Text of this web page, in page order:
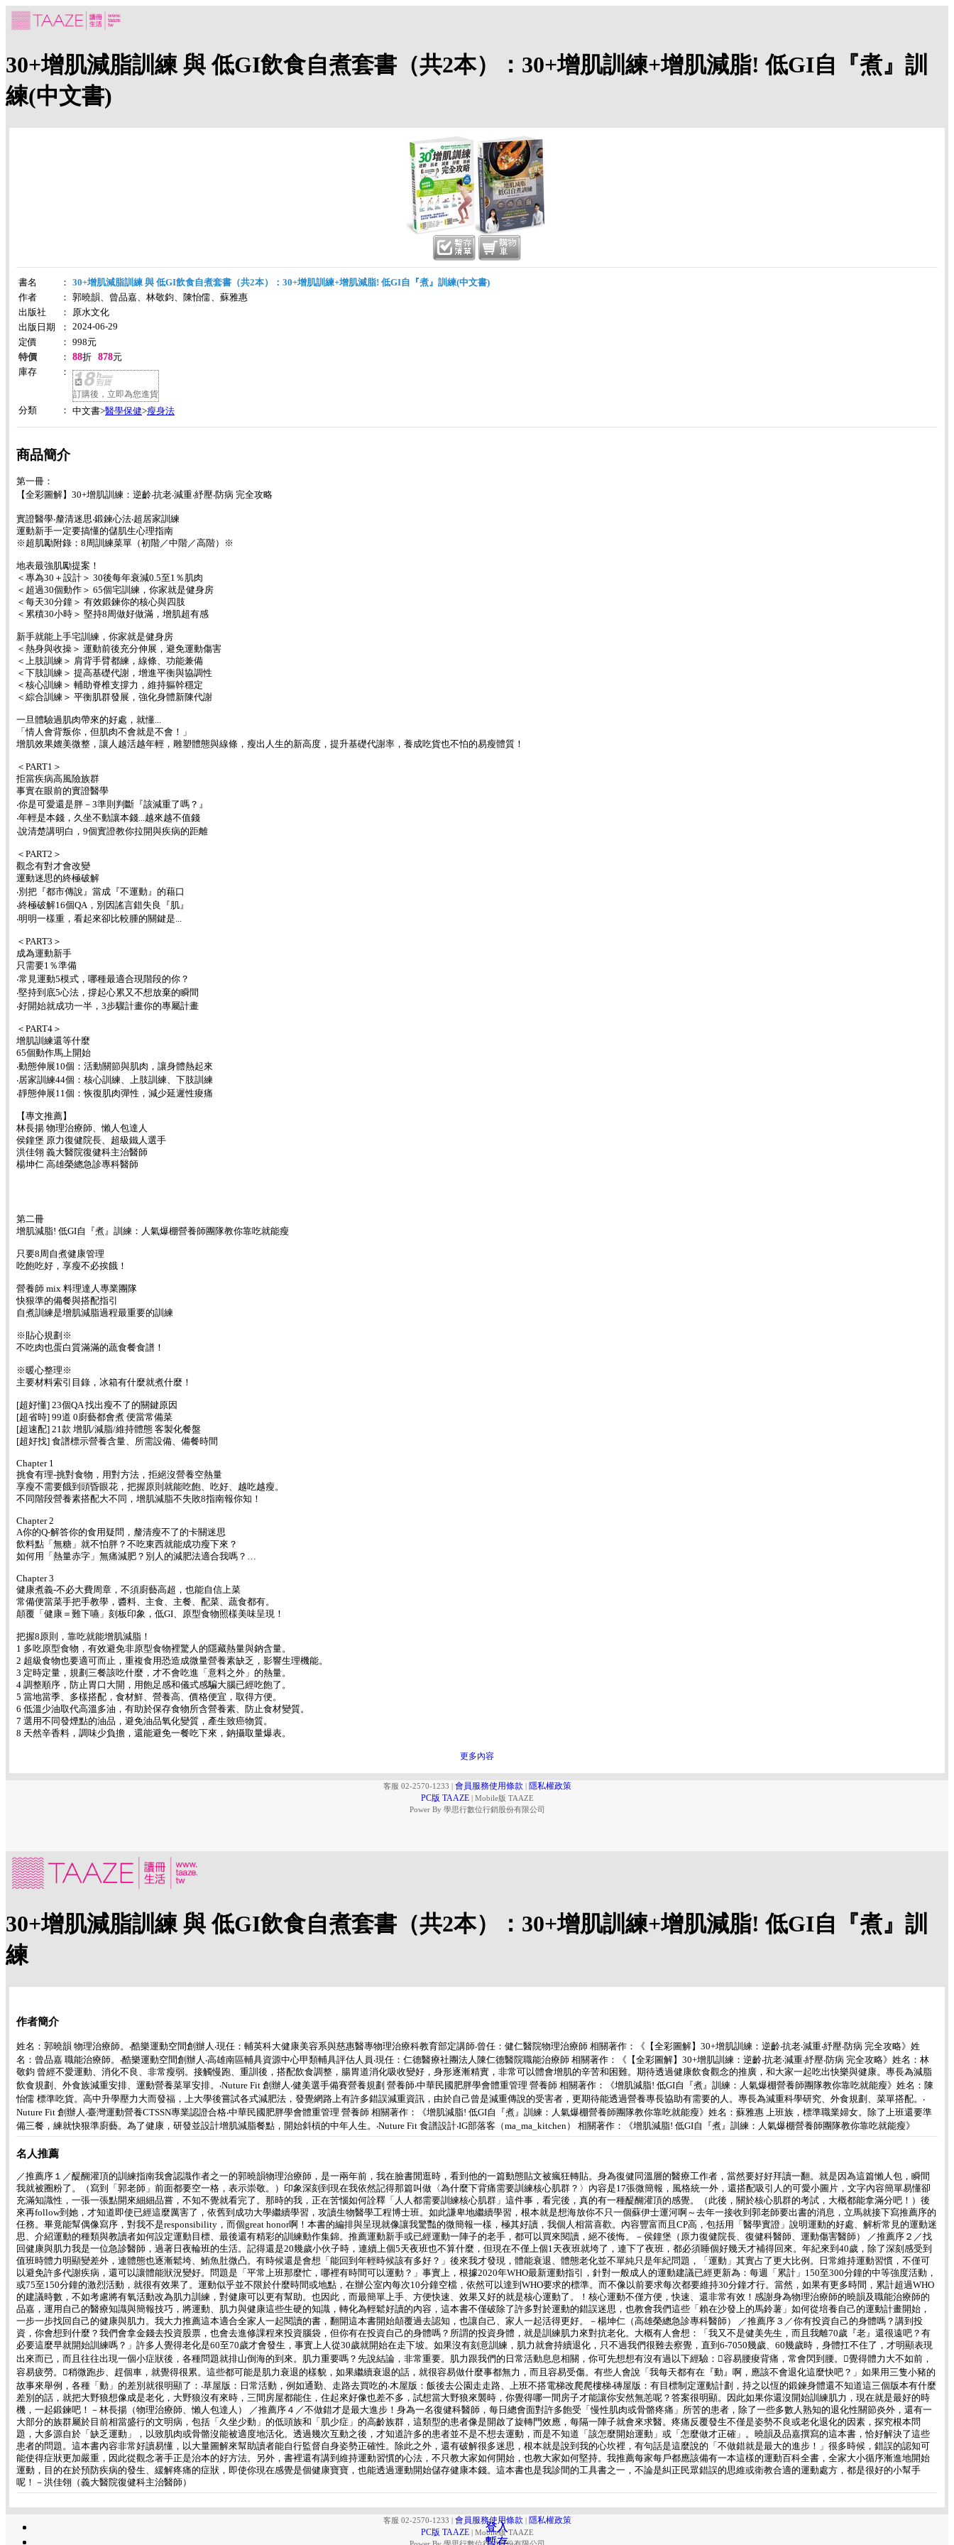
30+增肌減脂訓練 與 低GI飲食自煮套書（共2本）：30+增肌訓練+增肌減脂! 低GI自『煮』訓
練(中文書)
書名 ：
30+增肌減脂訓練 與 低GI飲食自煮套書（共2本）：30+增肌訓練+增肌減脂! 低GI自『煮』訓練(中文書)
作者
：
郭曉韻、曾品嘉、林敬鈞、陳怡儒、蘇雅惠
出版社
：
原水文化
出版日期
：
2024-06-29
定價
： 998元
特價
： 88折 878元
庫存
：
訂購後，立即為您進貨
分類
： 中文書>醫學保健>瘦身法
商品簡介
第一冊：
【全彩圖解】30+增肌訓練：逆齡‧抗老‧減重‧紓壓‧防病 完全攻略
實證醫學‧釐清迷思‧鍛鍊心法‧超居家訓練
運動新手一定要搞懂的儲肌生心理指南
※超肌勵附錄：8周訓練菜單（初階／中階／高階）※
地表最強肌勵提案！
＜專為30＋設計＞ 30後每年衰減0.5至1％肌肉
＜超過30個動作＞ 65個宅訓練，你家就是健身房
＜每天30分鐘＞ 有效鍛鍊你的核心與四肢
＜累積30小時＞ 堅持8周做好做滿，增肌超有感
新手就能上手宅訓練，你家就是健身房
＜熱身與收操＞ 運動前後充分伸展，避免運動傷害
＜上肢訓練＞ 肩背手臂都練，線條、功能兼備
＜下肢訓練＞ 提高基礎代謝，增進平衡與協調性
＜核心訓練＞ 輔助脊椎支撐力，維持軀幹穩定
＜綜合訓練＞ 平衡肌群發展，強化身體新陳代謝
一旦體驗過肌肉帶來的好處，就懂...
「情人會背叛你，但肌肉不會就是不會！」
增肌效果媲美微整，讓人越活越年輕，雕塑體態與線條，瘦出人生的新高度，提升基礎代謝率，養成吃貨也不怕的易瘦體質！
＜PART1＞
拒當疾病高風險族群
事實在眼前的實證醫學
‧你是可愛還是胖－3準則判斷『該減重了嗎？』
‧年輕是本錢，久坐不動讓本錢...越來越不值錢
‧說清楚講明白，9個實證教你拉開與疾病的距離
＜PART2＞
觀念有對才會改變
運動迷思的終極破解
‧別把『都市傳說』當成『不運動』的藉口
‧終極破解16個QA，別因謠言錯失良『肌』
‧明明一樣重，看起來卻比較腫的關鍵是...
＜PART3＞
成為運動新手
只需要1％準備
‧常見運動5模式，哪種最適合現階段的你？
‧堅持到底5心法，撐起心累又不想放棄的瞬間
‧好開始就成功一半，3步驟計畫你的專屬計畫
＜PART4＞
增肌訓練還等什麼
65個動作馬上開始
‧動態伸展10個：活動關節與肌肉，讓身體熱起來
‧居家訓練44個：核心訓練、上肢訓練、下肢訓練
‧靜態伸展11個：恢復肌肉彈性，減少延遲性痠痛
【專文推薦】
林長揚 物理治療師、懶人包達人
侯鐘堡 原力復健院長、超級鐵人選手
洪佳翎 義大醫院復健科主治醫師
楊坤仁 高雄榮總急診專科醫師
第二冊
增肌減脂! 低GI自『煮』訓練：人氣爆棚營養師團隊教你靠吃就能瘦
只要8周自煮健康管理
吃飽吃好，享瘦不必挨餓！
營養師 mix 料理達人專業團隊
快狠準的備餐與搭配指引
自煮訓練是增肌減脂過程最重要的訓練
※貼心規劃※
不吃肉也蛋白質滿滿的蔬食餐食譜！
※暖心整理※
主要材料索引目錄，冰箱有什麼就煮什麼！
[超好懂] 23個QA 找出瘦不了的關鍵原因
[超省時] 99道 0廚藝都會煮 便當常備菜
[超速配] 21款 增肌/減脂/維持體態 客製化餐盤
[超好找] 食譜標示營養含量、所需設備、備餐時間
Chapter 1
挑食有理-挑對食物，用對方法，拒絕沒營養空熱量
享瘦不需要餓到頭昏眼花，把握原則就能吃飽、吃好、越吃越瘦。
不同階段營養素搭配大不同，增肌減脂不失敗8指南報你知！
Chapter 2
A你的Q-解答你的食用疑問，釐清瘦不了的卡關迷思
飲料點「無糖」就不怕胖？不吃東西就能成功瘦下來？
如何用「熱量赤字」無痛減肥？別人的減肥法適合我嗎？…
Chapter 3
健康煮義-不必大費周章，不須廚藝高超，也能自信上菜
常備便當菜手把手教學，醬料、主食、主餐、配菜、蔬食都有。
顛覆「健康＝難下嚥」刻板印象，低GI、原型食物照樣美味呈現！
把握8原則，靠吃就能增肌減脂！
1 多吃原型食物，有效避免非原型食物裡驚人的隱藏熱量與鈉含量。
2 超級食物也要適可而止，重複食用恐造成微量營養素缺乏，影響生理機能。
3 定時定量，規劃三餐該吃什麼，才不會吃進「意料之外」的熱量。
4 調整順序，防止胃口大開，用飽足感和儀式感騙大腦已經吃飽了。
5 當地當季、多樣搭配，食材鮮、營養高、價格便宜，取得方便。
6 低溫少油取代高溫多油，有助於保存食物所含營養素、防止食材變質。
7 選用不同發煙點的油品，避免油品氧化變質，產生致癌物質。
8 天然辛香料，調味少負擔，還能避免一餐吃下來，鈉攝取量爆表。
更多內容
登入
暫存
客服 02-2570-1233 | 會員服務使用條款 | 隱私權政策
PC版 TAAZE | Mobile版 TAAZE
Power By 學思行數位行銷股份有限公司
30+增肌減脂訓練 與 低GI飲食自煮套書（共2本）：30+增肌訓練+增肌減脂! 低GI自『煮』訓
練
作者簡介
姓名：郭曉韻 物理治療師。‧酷樂運動空間創辦人‧現任：輔英科大健康美容系與慈惠醫專物理治療科教育部定講師‧曾任：健仁醫院物理治療師 相關著作：《【全彩圖解】30+增肌訓練：逆齡‧抗老‧減重‧紓壓‧防病 完全攻略》姓
名：曾品嘉 職能治療師。‧酷樂運動空間創辦人‧高雄南區輔具資源中心甲類輔具評估人員‧現任：仁德醫療社團法人陳仁德醫院職能治療師 相關著作：《【全彩圖解】30+增肌訓練：逆齡‧抗老‧減重‧紓壓‧防病 完全攻略》姓名：林
敬鈞 曾經不愛運動、消化不良、非常瘦弱。接觸慢跑、重訓後，搭配飲食調整，腸胃道消化吸收變好，身形逐漸精實，非常可以體會增肌的辛苦和困難。期待透過健康飲食觀念的推廣，和大家一起吃出快樂與健康。專長為減脂
飲食規劃、外食族減重安排、運動營養菜單安排。‧Nuture Fit 創辦人‧健美選手備賽營養規劃 營養師‧中華民國肥胖學會體重管理 營養師 相關著作：《增肌減脂! 低GI自『煮』訓練：人氣爆棚營養師團隊教你靠吃就能瘦》姓名：陳
怡儒 標準吃貨。高中升學壓力大而發福，上大學後嘗試各式減肥法，發覺網路上有許多錯誤減重資訊，由於自己曾是減重傳說的受害者，更期待能透過營養專長協助有需要的人。專長為減重科學研究、外食規劃、菜單搭配。‧
Nuture Fit 創辦人‧臺灣運動營養CTSSN專業認證合格‧中華民國肥胖學會體重管理 營養師 相關著作：《增肌減脂! 低GI自『煮』訓練：人氣爆棚營養師團隊教你靠吃就能瘦》姓名：蘇雅惠 上班族，標準職業婦女。除了上班還要準
備三餐，練就快狠準廚藝。為了健康，研發並設計增肌減脂餐點，開始斜槓的中年人生。‧Nuture Fit 食譜設計‧IG部落客（ma_ma_kitchen） 相關著作：《增肌減脂! 低GI自『煮』訓練：人氣爆棚營養師團隊教你靠吃就能瘦》
名人推薦
／推薦序１／醍醐灌頂的訓練指南我會認識作者之一的郭曉韻物理治療師，是一兩年前，我在臉書閒逛時，看到他的一篇動態貼文被瘋狂轉貼。身為復健同溫層的醫療工作者，當然要好好拜讀一翻。就是因為這篇懶人包，瞬間
我就被圈粉了。（寫到「郭老師」前面都要空一格，表示崇敬。）印象深刻到現在我依然記得那篇叫做〈為什麼下背痛需要訓練核心肌群？〉內容是17張微簡報，風格統一外，還搭配吸引人的可愛小圖片，文字內容簡單易懂卻
充滿知識性，一張一張點開來細細品嘗，不知不覺就看完了。那時的我，正在苦惱如何詮釋「人人都需要訓練核心肌群」這件事，看完後，真的有一種醍醐灌頂的感覺。（此後，關於核心肌群的考試，大概都能拿滿分吧！）後
來再follow到她，才知道即使已經這麼厲害了，依舊到成功大學繼續學習，攻讀生物醫學工程博士班。如此謙卑地繼續學習，根本就是想海放你不只一個蘇伊士運河啊～去年一接收到郭老師要出書的消息，立馬就接下寫推薦序的
任務。畢竟能幫偶像寫序，對我不是responsibility，而個great honor啊！本書的編排與呈現就像讓我驚豔的微簡報一樣，極其好讀，我個人相當喜歡。內容豐富而且CP高，包括用「醫學實證」說明運動的好處、解析常見的運動迷
思、介紹運動的種類與教讀者如何設定運動目標、最後還有精彩的訓練動作集錦。推薦運動新手或已經運動一陣子的老手，都可以買來閱讀，絕不後悔。－侯鐘堡（原力復健院長、復健科醫師、運動傷害醫師） ／推薦序２／找
回健康與肌力我是一位急診醫師，過著日夜輪班的生活。記得還是20幾歲小伙子時，連續上個5天夜班也不算什麼，但現在不僅上個1天夜班就垮了，連下了夜班，都必須睡個好幾天才補得回來。年紀來到40歲，除了深刻感受到
值班時體力明顯變差外，連體態也逐漸鬆垮、鮪魚肚微凸。有時候還是會想「能回到年輕時候該有多好？」後來我才發現，體能衰退、體態老化並不單純只是年紀問題，「運動」其實占了更大比例。日常維持運動習慣，不僅可
以避免許多代謝疾病，還可以讓體能狀況變好。問題是「平常上班那麼忙，哪裡有時間可以運動？」事實上，根據2020年WHO最新運動指引，針對一般成人的運動建議已經更新為：每週「累計」150至300分鐘的中等強度活動，
或75至150分鐘的激烈活動，就很有效果了。運動似乎並不限於什麼時間或地點，在辦公室內每次10分鐘空檔，依然可以達到WHO要求的標準。而不像以前要求每次都要維持30分鐘才行。當然，如果有更多時間，累計超過WHO
的建議時數，不如考慮將有氧活動改為肌力訓練，對健康可以更有幫助。也因此，而最簡單上手、方便快速、效果又好的就是核心運動了。！核心運動不僅方便，快速、還非常有效！感謝身為物理治療師的曉韻及職能治療師的
品嘉，運用自己的醫療知識與簡報技巧，將運動、肌力與健康這些生硬的知識，轉化為輕鬆好讀的內容，這本書不僅破除了許多對於運動的錯誤迷思，也教會我們這些「賴在沙發上的馬鈴薯」如何從培養自己的運動計畫開始，
一步一步找回自己的健康與肌力。我大力推薦這本適合全家人一起閱讀的書，翻開這本書開始顛覆過去認知，也讓自己、家人一起活得更好。－楊坤仁（高雄榮總急診專科醫師） ／推薦序３／你有投資自己的身體嗎？講到投
資，你會想到什麼？我們會拿金錢去投資股票，也會去進修課程來投資腦袋，但你有在投資自己的身體嗎？所謂的投資身體，就是訓練肌力來對抗老化。大概有人會想：「我又不是健美先生，而且我離70歲『老』還很遠吧？有
必要這麼早就開始訓練嗎？」許多人覺得老化是60至70歲才會發生，事實上人從30歲就開始在走下坡。如果沒有刻意訓練，肌力就會持續退化，只不過我們很難去察覺，直到6-7050幾歲、60幾歲時，身體扛不住了，才明顯表現
出來而已，而且往往出現一個小症狀後，各種問題就排山倒海的到來。肌力重要嗎？先說結論，非常重要。肌力跟我們的日常活動息息相關，你可先想想有沒有過以下經驗：容易腰痠背痛，常會閃到腰。覺得體力大不如前，
容易疲勞。稍微跑步、趕個車，就覺得很累。這些都可能是肌力衰退的樣貌，如果繼續衰退的話，就很容易做什麼事都無力，而且容易受傷。有些人會說「我每天都有在『動』啊，應該不會退化這麼快吧？」如果用三隻小豬的
故事來舉例，各種「動」的差別就很明顯了：‧草屋版：日常活動，例如通勤、走路去買吃的‧木屋版：飯後去公園走走路、上班不搭電梯改爬爬樓梯‧磚屋版：有目標制定運動計劃，持之以恆的鍛鍊身體還不知道這三個版本有什麼
差別的話，就把大野狼想像成是老化，大野狼沒有來時，三間房屋都能住，住起來好像也差不多，試想當大野狼來襲時，你覺得哪一間房子才能讓你安然無恙呢？答案很明顯。因此如果你還沒開始訓練肌力，現在就是最好的時
機，一起鍛鍊吧！－林長揚（物理治療師、懶人包達人） ／推薦序４／不做錯才是最大進步！身為一名復健科醫師，每日總會面對許多飽受「慢性肌肉或骨骼疼痛」所苦的患者，除了一些多數人熟知的退化性關節炎外，還有一
大部分的族群屬於目前相當盛行的文明病，包括「久坐少動」的低頭族和「肌少症」的高齡族群，這類型的患者像是開啟了旋轉門效應，每隔一陣子就會來求醫。疼痛反覆發生不僅是姿勢不良或老化退化的因素，探究根本問
題，大多源自於「缺乏運動」，以致肌肉或骨骼沒能被適度地活化。透過幾次互動之後，才知道許多的患者並不是不想去運動，而是不知道「該怎麼開始運動」或「怎麼做才正確」。曉韻及品嘉撰寫的這本書，恰好解決了這些
患者的問題。這本書內容非常好讀易懂，以大量圖解來幫助讀者能自行監督自身姿勢正確性。除此之外，還有破解很多迷思，根本就是說到我的心坎裡，有句話是這麼說的「不做錯就是最大的進步！」很多時候，錯誤的認知可
能使得症狀更加嚴重，因此從觀念著手正是治本的好方法。另外，書裡還有講到維持運動習慣的心法，不只教大家如何開始，也教大家如何堅持。我推薦每家每戶都應該備有一本這樣的運動百科全書，全家大小循序漸進地開始
運動，目的在於預防疾病的發生、緩解疼痛的症狀，即使你現在感覺是個健康寶寶，也能透過運動開始儲存健康本錢。這本書也是我診間的工具書之一，不論是糾正民眾錯誤的思維或衛教合適的運動處方，都是很好的小幫手
呢！－洪佳翎（義大醫院復健科主治醫師）
登入
暫存
客服 02-2570-1233 會員服務使用條款
隱私權政策
PC版 TAAZE
Mobile版 TAAZE